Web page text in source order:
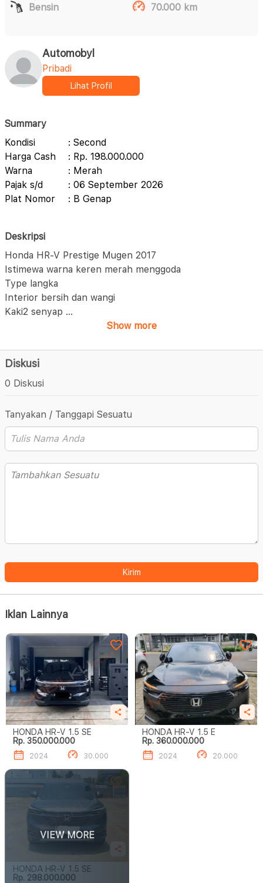
Bensin
70.000 km
Automobyl
Pribadi
Lihat Profil
Summary
Kondisi
: Second
Harga Cash
: Rp. 198.000.000
Warna
: Merah
Pajak s/d
: 06 September 2026
Plat Nomor
: B Genap
Deskripsi
Honda HR-V Prestige Mugen 2017
Istimewa warna keren merah menggoda
Type langka
Interior bersih dan wangi
Kaki2 senyap ...
Show more
Diskusi
0 Diskusi
Tanyakan / Tanggapi Sesuatu
Kirim
Iklan Lainnya
HONDA HR-V 1.5 SE
Rp. 350.000.000
2024 30.000
HONDA HR-V 1.5 E
Rp. 360.000.000
2024 20.000
HONDA HR-V 1.5 SE
Rp. 298.000.000
VIEW MORE